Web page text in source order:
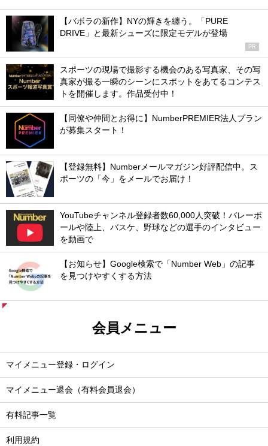
【バボラの新作】NYの輝きを纏う。「PURE
DRIVE」と最新シューズに限定モデルが登場
PR
スポーツの現場で撮影する機会のある写真家、その写
真家が撮る一瞬のシーンにスポットをあてるコンテス
トを開催します。作品受付中！
【同僚や仲間とお得に】NumberPREMIER法人プラン
が募集スタート！
【登録無料】Numberメールマガジン好評配信中。ス
ポーツの「今」をメールでお届け！
YouTubeチャンネル登録者数60,000人突破！バレーボ
ールや陸上、バスケ、野球などの選手のインタビュー
を動画で
【お知らせ】Google検索で「Number Web」の記事
を見つけやすくする方法
会員メニュー
マイメニュー登録・ログイン
マイメニュー退会（有料会員退会）
有料記事一覧
利用規約